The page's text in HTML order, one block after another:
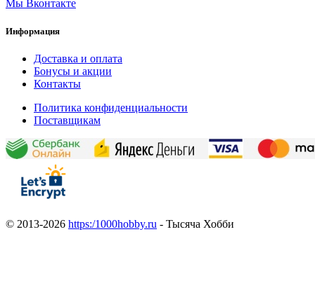
Мы Вконтакте
Информация
Доставка и оплата
Бонусы и акции
Контакты
Политика конфиденциальности
Поставщикам
© 2013-2026 https:/1000hobby.ru - Тысяча Хобби